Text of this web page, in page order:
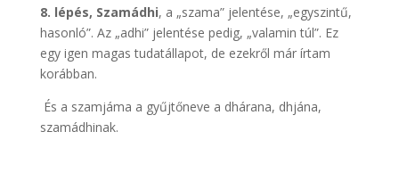
8. lépés, Szamádhi, a „szama” jelentése, „egyszintű,
hasonló”. Az „adhi” jelentése pedig, „valamin túl”. Ez
egy igen magas tudatállapot, de ezekről már írtam
korábban.
És a szamjáma a gyűjtőneve a dhárana, dhjána,
szamádhinak.